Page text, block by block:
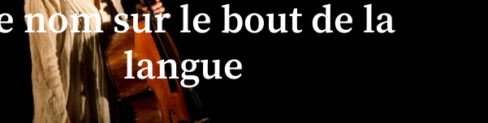
nom sur le bout de la
langue